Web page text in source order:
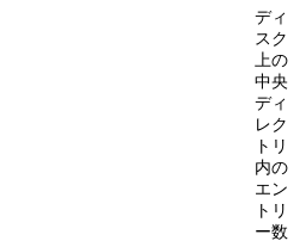
ディ
スク
上の
中央
ディ
レク
トリ
内の
エン
トリ
ー数